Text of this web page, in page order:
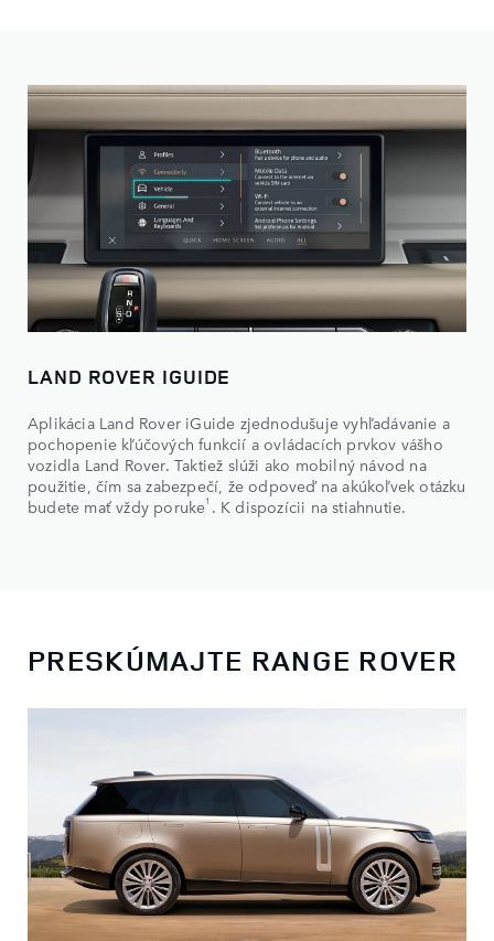
LAND ROVER IGUIDE
Aplikácia Land Rover iGuide zjednodušuje vyhľadávanie a
pochopenie kľúčových funkcií a ovládacích prvkov vášho
vozidla Land Rover. Taktiež slúži ako mobilný návod na
použitie, čím sa zabezpečí, že odpoveď na akúkoľvek otázku
budete mať vždy poruke1 . K dispozícii na stiahnutie.
PRESKÚMAJTE RANGE ROVER